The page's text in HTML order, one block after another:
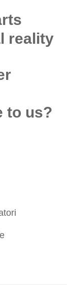
reality
to us?